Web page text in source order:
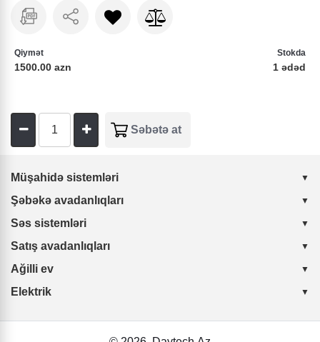
Qiymət
1500.00 azn
Stokda
1 ədəd
Müşahidə sistemləri
Şəbəkə avadanlıqları
Səs sistemləri
Satış avadanlıqları
Ağilli ev
Elektrik